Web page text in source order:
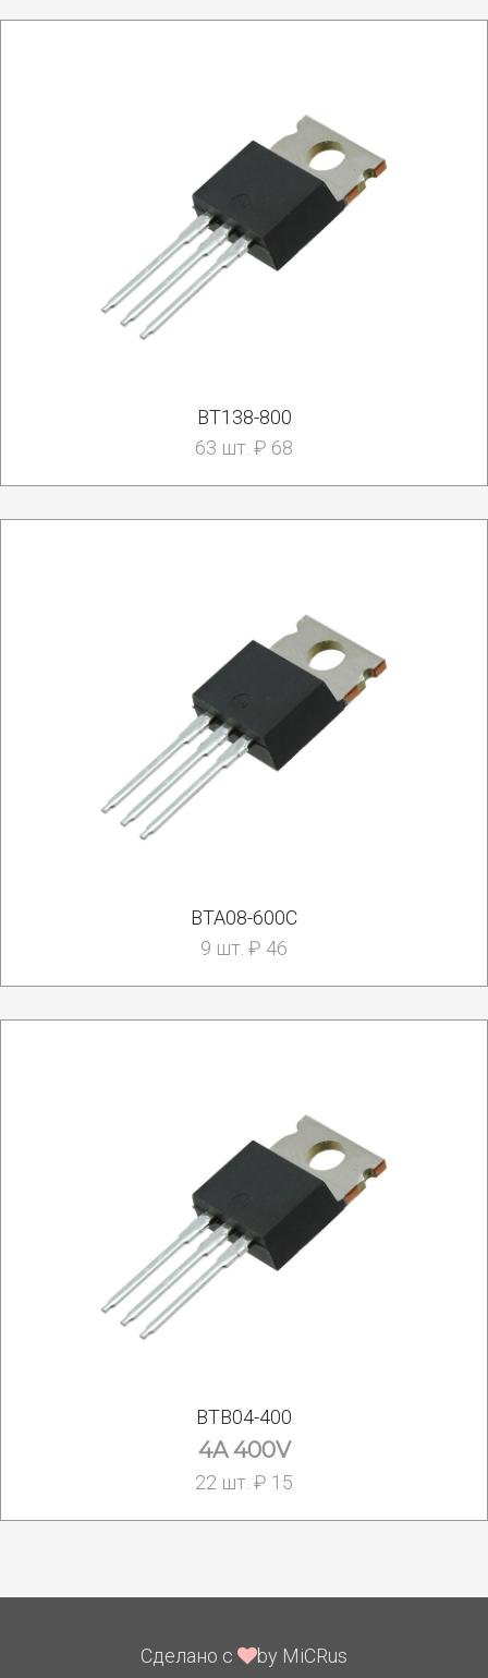
BT138-800
63 шт. ₽ 68
BTA08-600C
9 шт. ₽ 46
BTB04-400
4A 400V
22 шт. ₽ 15
Сделано с by MiCRus